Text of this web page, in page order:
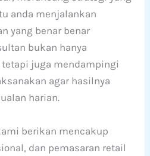
anda menjalankan
yang benar benar
bukan hanya
juga mendampingi
agar hasilnya
harian.
berikan mencakup
dan pemasaran retail